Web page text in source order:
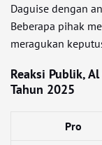
Daguise dengan
Beberapa pihak
meragukan
Reaksi Publik,
Tahun 2025
Pro